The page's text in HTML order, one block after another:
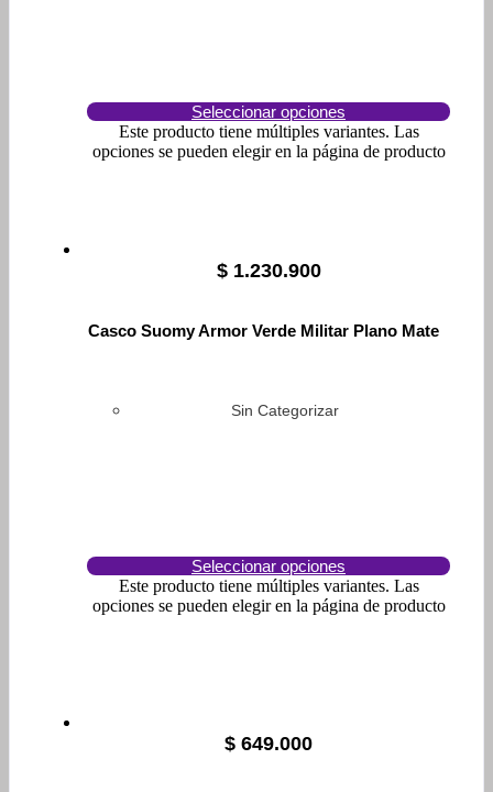
Seleccionar opciones
Este producto tiene múltiples variantes. Las
opciones se pueden elegir en la página de producto
$1.230.900
Casco Suomy Armor Verde Militar Plano Mate
Sin Categorizar
Seleccionar opciones
Este producto tiene múltiples variantes. Las
opciones se pueden elegir en la página de producto
$ 649.000